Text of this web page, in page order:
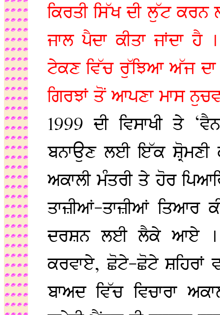
ਕਿਰਤੀ ਸਿੱਖ ਦੀ ਲੁੱਟ
ਜਾਲ ਪੈਦਾ ਕੀਤਾ ਜਾਂਦਾ
ਟੇਕਣ ਵਿੱਚ ਰੁੱਝਿਆ ਅੱਜ ਦਾ
ਗਿਰਝਾਂ ਤੋਂ ਆਪਣਾ ਮਾਸ
1999 ਦੀ ਵਿਸਾਖੀ ਤੇ
ਬਨਾਉਣ ਲਈ ਇੱਕ ਸ਼੍ਰੋਮਣੀ
ਅਕਾਲੀ ਮੰਤਰੀ ਤੇ ਹੋਰ
ਤਾਜ਼ੀਆਂ-ਤਾਜ਼ੀਆਂ ਤਿਆਰ
ਦਰਸ਼ਨ ਲਈ ਲੈਕੇ ਆਏ ।
ਕਰਵਾਏ, ਛੋਟੇ-ਛੋਟੇ ਸ਼ਹਿਰਾਂ
ਬਾਅਦ ਵਿੱਚ ਵਿਚਾਰਾ